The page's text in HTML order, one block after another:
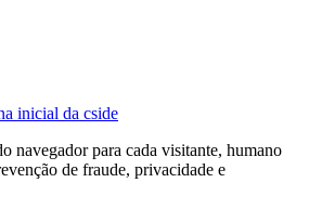
inicial da cside
navegador para cada visitante, humano
de fraude, privacidade e